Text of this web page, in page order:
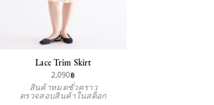
Lace Trim Skirt
2,090฿
สินค้าหมดชั่วคราว
ตรวจสอบสินค้าในสต็อก